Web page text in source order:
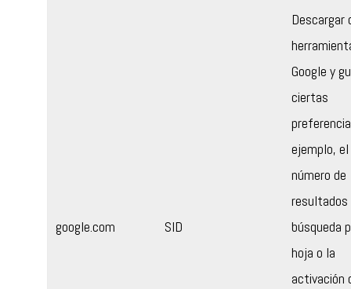
google.com SID
Descargar
Google y
ciertas
ejemplo, el
número de
resultados
búsqueda
hoja o la
activación